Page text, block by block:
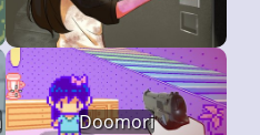
Doomori